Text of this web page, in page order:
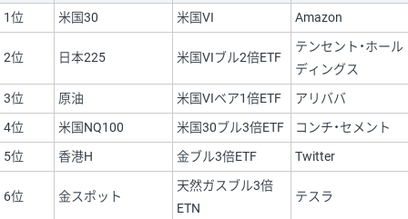
1位 米国30 米国VI Amazon
2位 日本225 米国VIブル2倍ETF
テンセント・ホール
ディングス
3位
原油 米国VIベア1倍ETF
アリババ
4位
米国NQ100 米国30ブル3倍ETF
コンチ・セメント
5位
香港H 金ブル3倍ETF Twitter
6位 金スポット
天然ガスブル3倍
ETN
テスラ